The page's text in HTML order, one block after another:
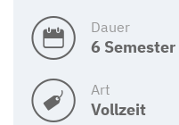
Dauer
6 Semester
Art
Vollzeit